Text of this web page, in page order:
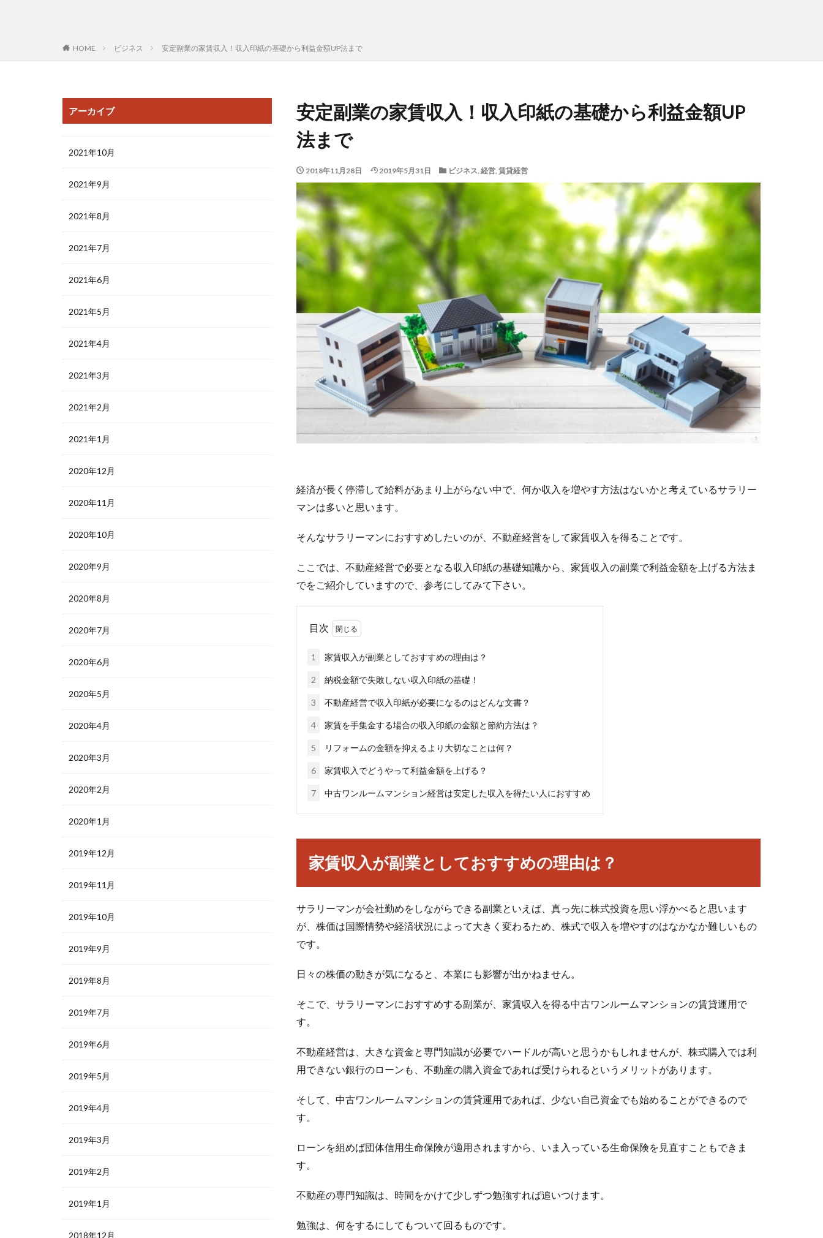
HOME ビジネス 安定副業の家賃収入！収入印紙の基礎から利益金額UP法まで
安定副業の家賃収入！収入印紙の基礎から利益金額UP
法まで
2018年11月28日 2019年5月31日 ビジネス, 経営, 賃貸経営
経済が長く停滞して給料があまり上がらない中で、何か収入を増やす方法はないかと考えているサラリー
マンは多いと思います。
そんなサラリーマンにおすすめしたいのが、不動産経営をして家賃収入を得ることです。
ここでは、不動産経営で必要となる収入印紙の基礎知識から、家賃収入の副業で利益金額を上げる方法ま
でをご紹介していますので、参考にしてみて下さい。
目次
1 家賃収入が副業としておすすめの理由は？
2 納税金額で失敗しない収入印紙の基礎！
3 不動産経営で収入印紙が必要になるのはどんな文書？
4 家賃を手集金する場合の収入印紙の金額と節約方法は？
5 リフォームの金額を抑えるより大切なことは何？
6 家賃収入でどうやって利益金額を上げる？
7 中古ワンルームマンション経営は安定した収入を得たい人におすすめ
家賃収入が副業としておすすめの理由は？
サラリーマンが会社勤めをしながらできる副業といえば、真っ先に株式投資を思い浮かべると思います
が、株価は国際情勢や経済状況によって大きく変わるため、株式で収入を増やすのはなかなか難しいもの
です。
日々の株価の動きが気になると、本業にも影響が出かねません。
そこで、サラリーマンにおすすめする副業が、家賃収入を得る中古ワンルームマンションの賃貸運用で
す。
不動産経営は、大きな資金と専門知識が必要でハードルが高いと思うかもしれませんが、株式購入では利
用できない銀行のローンも、不動産の購入資金であれば受けられるというメリットがあります。
そして、中古ワンルームマンションの賃貸運用であれば、少ない自己資金でも始めることができるので
す。
ローンを組めば団体信用生命保険が適用されますから、いま入っている生命保険を見直すこともできま
す。
不動産の専門知識は、時間をかけて少しずつ勉強すれば追いつけます。
勉強は、何をするにしてもついて回るものです。
アーカイブ
2021年10月
2021年9月
2021年8月
2021年7月
2021年6月
2021年5月
2021年4月
2021年3月
2021年2月
2021年1月
2020年12月
2020年11月
2020年10月
2020年9月
2020年8月
2020年7月
2020年6月
2020年5月
2020年4月
2020年3月
2020年2月
2020年1月
2019年12月
2019年11月
2019年10月
2019年9月
2019年8月
2019年7月
2019年6月
2019年5月
2019年4月
2019年3月
2019年2月
2019年1月
2018年12月